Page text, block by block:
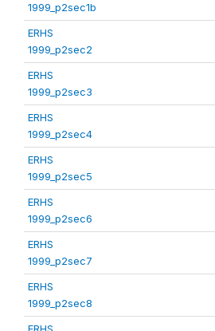
1999_p2sec1b
ERHS
1999_p2sec2
ERHS
1999_p2sec3
ERHS
1999_p2sec4
ERHS
1999_p2sec5
ERHS
1999_p2sec6
ERHS
1999_p2sec7
ERHS
1999_p2sec8
ERHS